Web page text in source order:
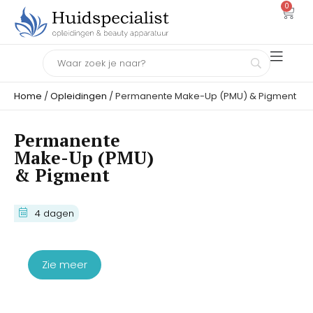
0
Home /Opleidingen / Permanente Make-Up (PMU) & Pigment
Permanente
Make-Up (PMU)
& Pigment
4 dagen
4-Daagse Vakopleiding Micro Haar
Pigmentatie (MHP)
Zie meer